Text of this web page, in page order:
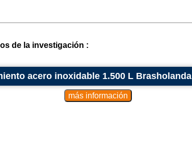
de la investigación :
acero inoxidable 1.500 L Brasholanda